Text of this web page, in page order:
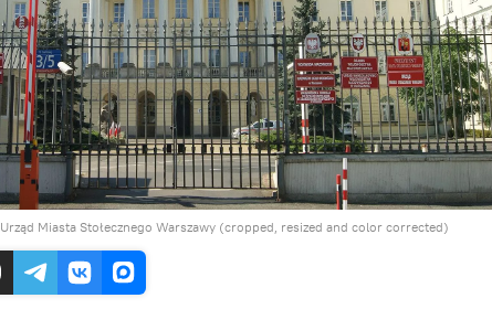
Urząd Miasta Stołecznego Warszawy (cropped, resized and color corrected)